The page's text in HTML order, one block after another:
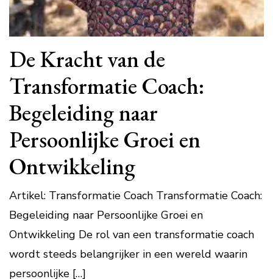
De Kracht van de
Transformatie Coach:
Begeleiding naar
Persoonlijke Groei en
Ontwikkeling
Artikel: Transformatie Coach Transformatie Coach:
Begeleiding naar Persoonlijke Groei en
Ontwikkeling De rol van een transformatie coach
wordt steeds belangrijker in een wereld waarin
persoonlijke […]